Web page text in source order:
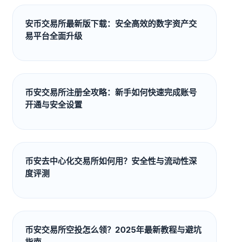
安币交易所最新版下载：安全高效的数字资产交
易平台全面升级
币安交易所注册全攻略：新手如何快速完成账号
开通与安全设置
币安去中心化交易所如何用？安全性与流动性深
度评测
币安交易所空投怎么领？2025年最新教程与避坑